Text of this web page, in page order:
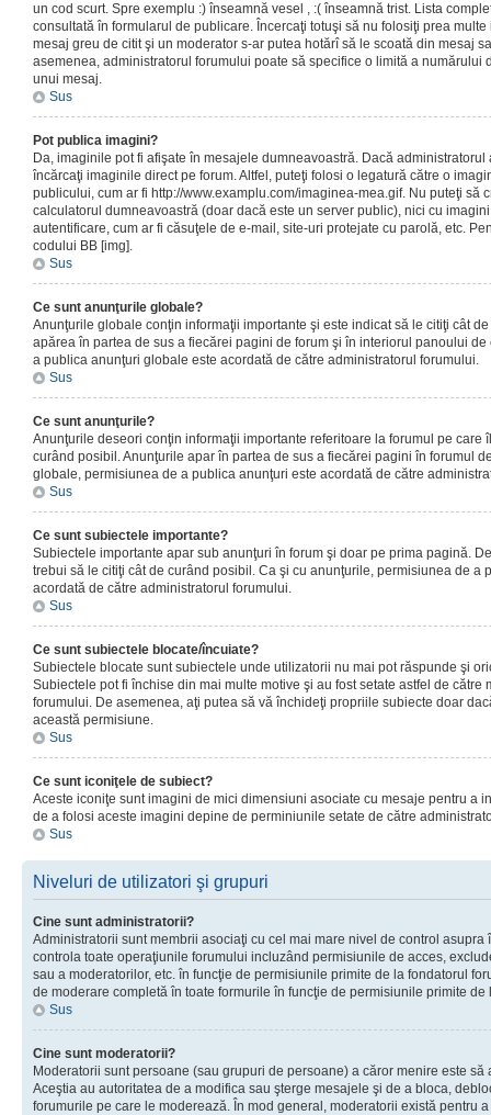
un cod scurt. Spre exemplu :) înseamnă vesel , :( înseamnă trist. Lista
consultată în formularul de publicare. Încercaţi totuşi să nu folosiţi prea
mesaj greu de citit şi un moderator s-ar putea hotărî să le scoată din mesaj
asemenea, administratorul forumului poate să specifice o limită a numărului
unui mesaj.
Sus
Pot publica imagini?
Da, imaginile pot fi afişate în mesajele dumneavoastră. Dacă
încărcaţi imaginile direct pe forum. Altfel, puteţi folosi o legatură către o
publicului, cum ar fi http://www.examplu.com/imaginea-mea.gif. Nu puteţi să
calculatorul dumneavoastră (doar dacă este un server public), nici cu
autentificare, cum ar fi căsuţele de e-mail, site-uri protejate cu parolă, etc.
codului BB [img].
Sus
Ce sunt anunţurile globale?
Anunţurile globale conţin informaţii importante şi este indicat să le citiţi cât
apărea în partea de sus a fiecărei pagini de forum şi în interiorul panoului
a publica anunţuri globale este acordată de către administratorul forumului.
Sus
Ce sunt anunţurile?
Anunţurile deseori conţin informaţii importante referitoare la forumul pe care
curând posibil. Anunţurile apar în partea de sus a fiecărei pagini în forumul
globale, permisiunea de a publica anunţuri este acordată de către
Sus
Ce sunt subiectele importante?
Subiectele importante apar sub anunţuri în forum şi doar pe prima pagină.
trebui să le citiţi cât de curând posibil. Ca şi cu anunţurile, permisiunea de a
acordată de către administratorul forumului.
Sus
Ce sunt subiectele blocate/încuiate?
Subiectele blocate sunt subiectele unde utilizatorii nu mai pot răspunde şi
Subiectele pot fi închise din mai multe motive şi au fost setate astfel de către
forumului. De asemenea, aţi putea să vă închideţi propriile subiecte doar
această permisiune.
Sus
Ce sunt iconiţele de subiect?
Aceste iconiţe sunt imagini de mici dimensiuni asociate cu mesaje pentru a
de a folosi aceste imagini depine de perminiunile setate de către
Sus
Niveluri de utilizatori şi grupuri
Cine sunt administratorii?
Administratorii sunt membrii asociaţi cu cel mai mare nivel de control asupra
controla toate operaţiunile forumului incluzând permisiunile de acces,
sau a moderatorilor, etc. în funcţie de permisiunile primite de la fondatorul
de moderare completă în toate formurile în funcţie de permisiunile primite de
Sus
Cine sunt moderatorii?
Moderatorii sunt persoane (sau grupuri de persoane) a căror menire este
Aceştia au autoritatea de a modifica sau şterge mesajele şi de a bloca,
forumurile pe care le moderează. În mod general, moderatorii există pentru